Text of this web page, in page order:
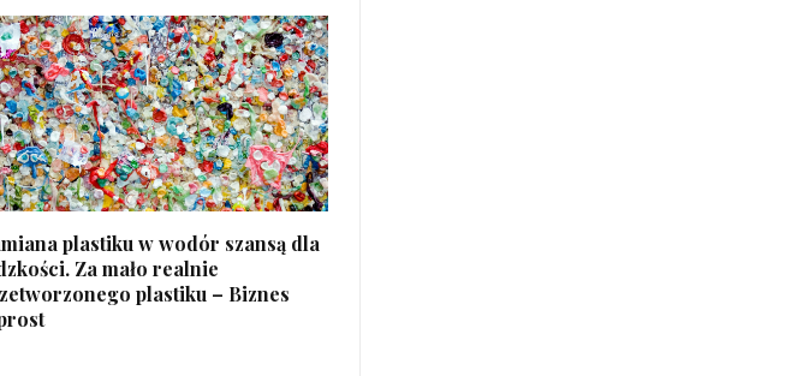
plastiku w wodór szansą dla
Za mało realnie
plastiku – Biznes